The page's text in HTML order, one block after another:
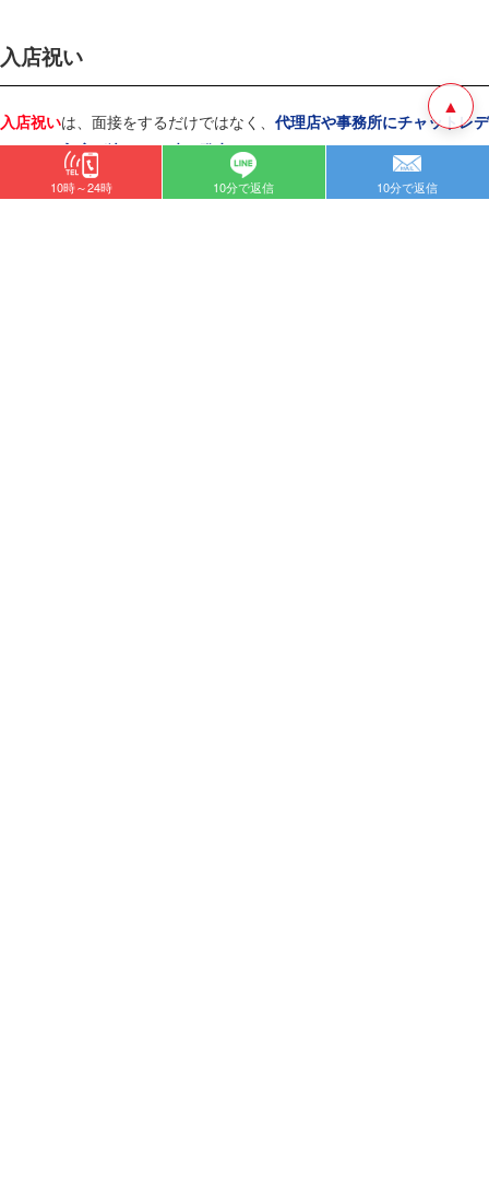
入店祝い
入店祝いは、面接をするだけではなく、 代理店や事務所にチャットレデ
ィとして入店が決まった時に発生します。
衣装のレンタルを行っていないところであれば、お仕事用の洋服を購入
する時などに使えます。
▲
10時～24時 10分で返信 10分で返信